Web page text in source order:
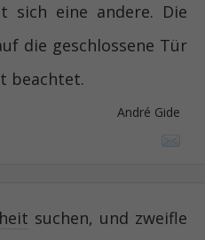
sich eine andere. Die
die geschlossene Tür
beachtet.
André Gide
suchen, und zweifle